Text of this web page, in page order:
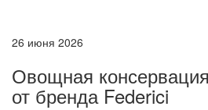
26 июня 2026
Овощная
от бренда Federici